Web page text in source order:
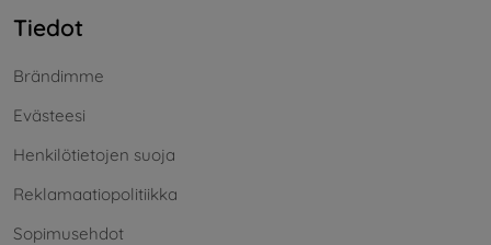
Tiedot
Brändimme
Evästeesi
Henkilötietojen suoja
Reklamaatiopolitiikka
Sopimusehdot